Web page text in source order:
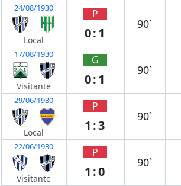
24/08/1930
Local
P
0:1
90`
17/08/1930
Visitante
G
0:1
90`
29/06/1930
Local
P
1:3
90`
22/06/1930
Visitante
P
1:0
90`